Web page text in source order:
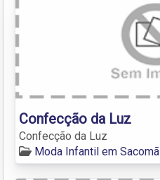
Confecção da Luz
Confecção da Luz
Moda Infantil em Sacomã